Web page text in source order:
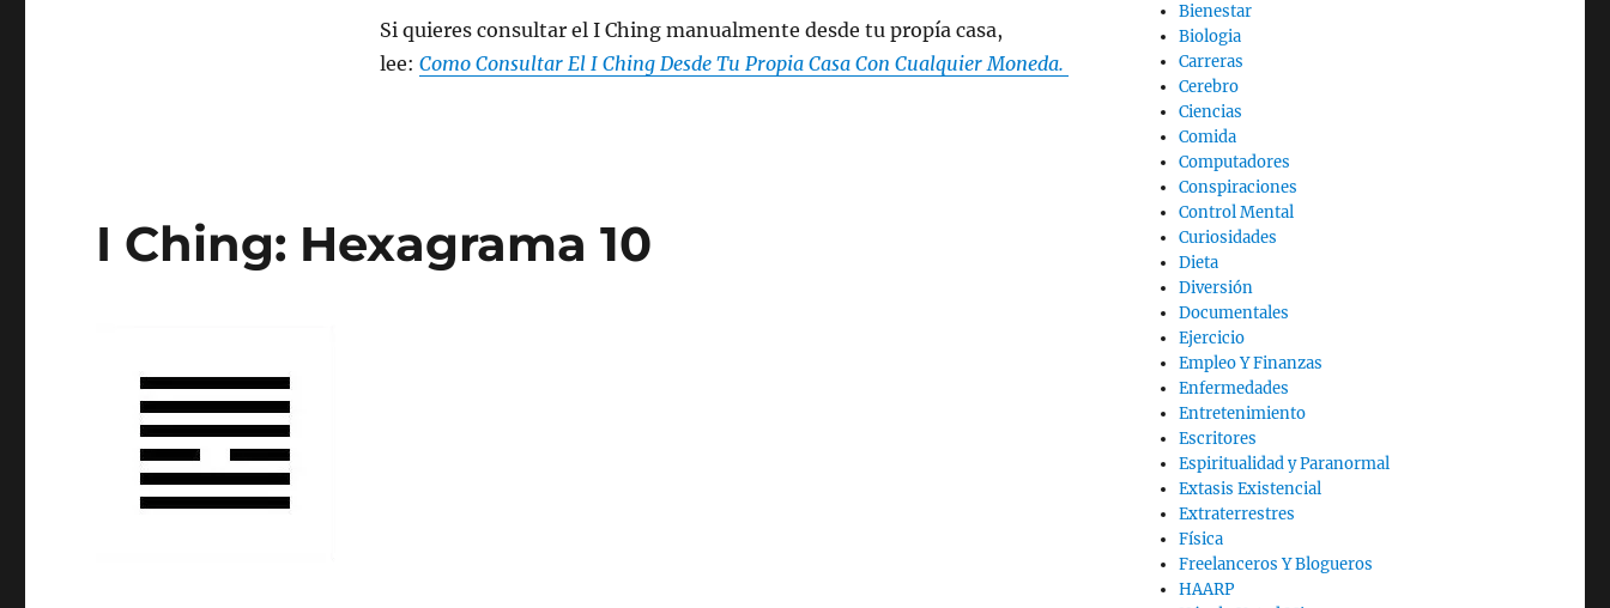
Si quieres consultar el I Ching manualmente desde tu propía casa,
lee: Como Consultar El I Ching Desde Tu Propia Casa Con Cualquier Moneda.
I Ching: Hexagrama 10
Bienestar
Biologia
Carreras
Cerebro
Ciencias
Comida
Computadores
Conspiraciones
Control Mental
Curiosidades
Dieta
Diversión
Documentales
Ejercicio
Empleo Y Finanzas
Enfermedades
Entretenimiento
Escritores
Espiritualidad y Paranormal
Extasis Existencial
Extraterrestres
Física
Freelanceros Y Blogueros
HAARP